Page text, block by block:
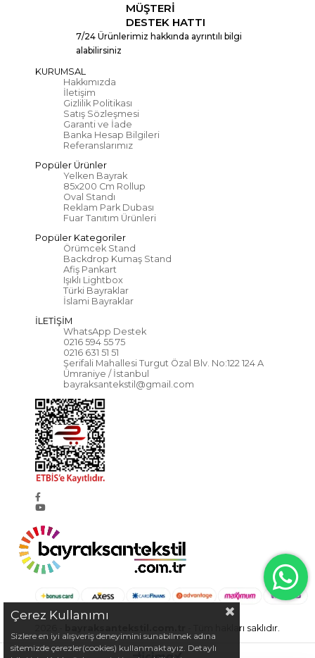
MÜŞTERİ
DESTEK HATTI
7/24 Ürünlerimiz hakkında ayrıntılı bilgi
alabilirsiniz
KURUMSAL
Hakkımızda
İletişim
Gizlilik Politikası
Satış Sözleşmesi
Garanti ve İade
Banka Hesap Bilgileri
Referanslarımız
Popüler Ürünler
Yelken Bayrak
85x200 Cm Rollup
Oval Standı
Reklam Park Dubası
Fuar Tanıtım Ürünleri
Popüler Kategoriler
Örümcek Stand
Backdrop Kumaş Stand
Afiş Pankart
Işıklı Lightbox
Türki Bayraklar
İslami Bayraklar
İLETİŞİM
WhatsApp Destek
0216 594 55 75
0216 631 51 51
Şerifali Mahallesi Turgut Özal Blv. No:122 124 A
Ümraniye / İstanbul
bayraksantekstil@gmail.com
- Tüm hakları saklıdır.
Çerez Kullanımı
Sizlere en iyi alışveriş deneyimini sunabilmek adına
sitemizde çerezler(cookies) kullanmaktayız. Detaylı